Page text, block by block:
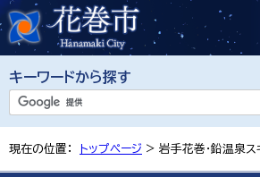
キーワードから探す
現在の位置： トップページ > 岩手花巻・鉛温泉ス